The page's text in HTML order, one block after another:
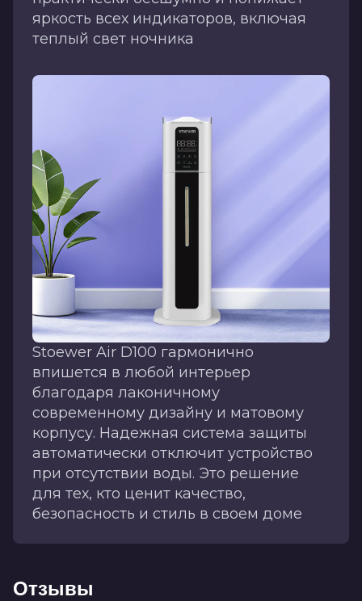
яркость всех индикаторов, включая
теплый свет ночника
Stoewer Air D100 гармонично
впишется в любой интерьер
благодаря лаконичному
современному дизайну и матовому
корпусу. Надежная система защиты
автоматически отключит устройство
при отсутствии воды. Это решение
для тех, кто ценит качество,
безопасность и стиль в своем доме
Отзывы